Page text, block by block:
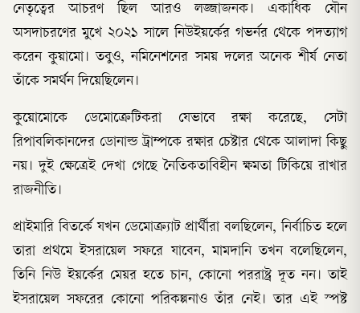
নেতৃত্বের আচরণ ছিল আরও লজ্জাজনক। একাধিক যৌন
অসদাচরণের মুখে ২০২১ সালে নিউইয়র্কের গভর্নর থেকে পদত্যাগ
করেন কুয়ামো। তবুও, নমিনেশনের সময় দলের অনেক শীর্ষ নেতা
তাঁকে সমর্থন দিয়েছিলেন।
কুয়োমোকে ডেমোক্রেটিকরা যেভাবে রক্ষা করেছে, সেটা
রিপাবলিকানদের ডোনাল্ড ট্রাম্পকে রক্ষার চেষ্টার থেকে আলাদা কিছু
নয়। দুই ক্ষেত্রেই দেখা গেছে নৈতিকতাবিহীন ক্ষমতা টিকিয়ে রাখার
রাজনীতি।
প্রাইমারি বিতর্কে যখন ডেমোক্র্যাট প্রার্থীরা বলছিলেন, নির্বাচিত হলে
তারা প্রথমে ইসরায়েল সফরে যাবেন, মামদানি তখন বলেছিলেন,
তিনি নিউ ইয়র্কের মেয়র হতে চান, কোনো পররাষ্ট্র দূত নন। তাই
ইসরায়েল সফরের কোনো পরিকল্পনাও তাঁর নেই। তার এই স্পষ্ট